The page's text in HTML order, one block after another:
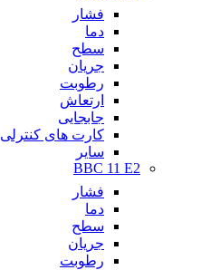
فشار
دما
سطح
جریان
رطوبت
ارتعاش
جابجایی
کارت های کنترلی
سایر
BBC 11 E2
فشار
دما
سطح
جریان
رطوبت